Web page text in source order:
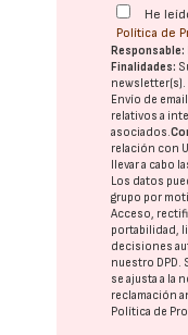
He
Política de
Responsable:
Finalidades:
newsletter(s).
Envío de
relativos a
asociados.
relación con
llevar a cabo
Los datos
grupo por
Acceso,
portabilidad,
decisiones
nuestro DPD
se ajusta a la
reclamación
Política de